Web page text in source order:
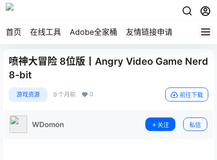
首页 在线工具 Adobe全家桶 友情链接申请
喷神大冒险 8位版丨Angry Video Game Nerd
8-bit
游戏资源 9 个月前 0 前往下载
WDomon 关注 私信